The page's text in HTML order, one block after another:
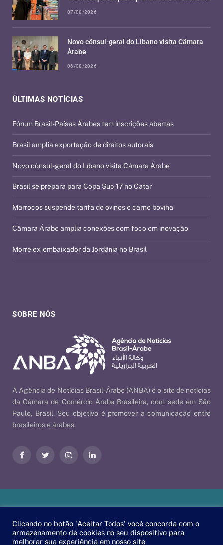
SOBRE NÓS
A Agência de Notícias Brasil-Árabe (ANBA) é o site de notícias
da Câmara de Comércio Árabe Brasileira, com sede em São
Paulo, Brasil. Seu objetivo é promover a comunicação entre
brasileiros e árabes.
FacebookTwitter InstagramLinkedIn
ÚLTIMAS NOTÍCIAS
Fórum Brasil-Países Árabes tem inscrições abertas
Brasil amplia exportação de direitos autorais
Novo cônsul-geral do Líbano visita Câmara Árabe
Brasil se prepara para Copa Sub-17 no Catar
Marrocos suspende tarifa de ovinos e carne bovina
Câmara Árabe amplia conexões com foco em inovação
Morre ex-embaixador da Jordânia no Brasil
07/08/2026
Novo cônsul-geral do Líbano visita Câmara
Árabe
06/08/2026
Árabe | ByEscaEsco.
Clicando no botão 'Aceitar Todos' você concorda com o
armazenamento de cookies no seu dispositivo para
melhorar sua experiência em nosso site